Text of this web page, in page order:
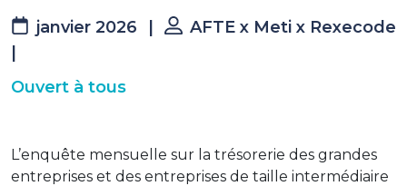
janvier 2026
AFTE x Meti x Rexecode
Ouvert à tous
L’enquête mensuelle sur la trésorerie des grandes
entreprises et des entreprises de taille intermédiaire